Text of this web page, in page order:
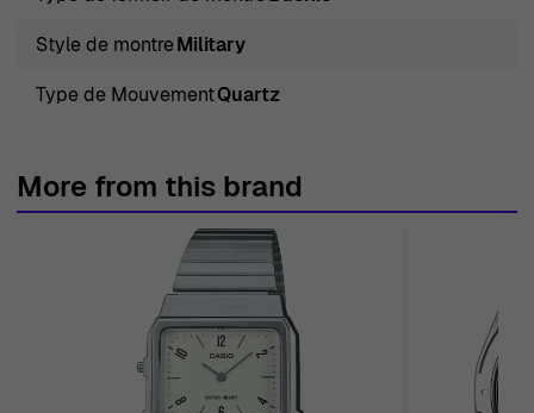
Style de montreMilitary
Type de MouvementQuartz
More from this brand